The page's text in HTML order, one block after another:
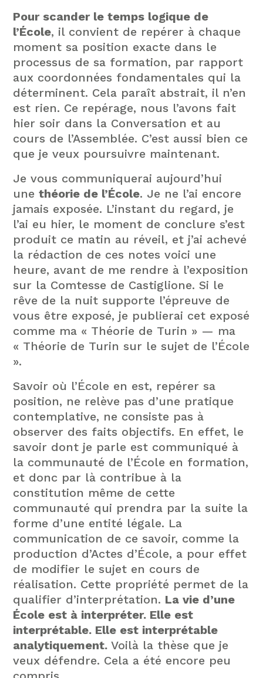
Pour scander le temps logique de
l’École, il convient de repérer à chaque
moment sa position exacte dans le
processus de sa formation, par rapport
aux coordonnées fondamentales qui la
déterminent. Cela paraît abstrait, il n’en
est rien. Ce repérage, nous l’avons fait
hier soir dans la Conversation et au
cours de l’Assemblée. C’est aussi bien ce
que je veux poursuivre maintenant.
Je vous communiquerai aujourd’hui
unethéorie de l’École. Je ne l’ai encore
jamais exposée. L’instant du regard, je
l’ai eu hier, le moment de conclure s’est
produit ce matin au réveil, et j’ai achevé
la rédaction de ces notes voici une
heure, avant de me rendre à l’exposition
sur la Comtesse de Castiglione. Si le
rêve de la nuit supporte l’épreuve de
vous être exposé, je publierai cet exposé
comme ma « Théorie de Turin » — ma
« Théorie de Turin sur le sujet de l’École
».
Savoir où l’École en est, repérer sa
position, ne relève pas d’une pratique
contemplative, ne consiste pas à
observer des faits objectifs. En effet, le
savoir dont je parle est communiqué à
la communauté de l’École en formation,
et donc par là contribue à la
constitution même de cette
communauté qui prendra par la suite la
forme d’une entité légale. La
communication de ce savoir, comme la
production d’Actes d’École, a pour effet
de modifier le sujet en cours de
réalisation. Cette propriété permet de la
qualifier d’interprétation. La vie d’une
École est à interpréter. Elle est
interprétable. Elle est interprétable
analytiquement.Voilà la thèse que je
veux défendre. Cela a été encore peu